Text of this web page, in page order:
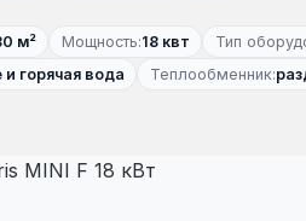
м² Мощность:18 квт Тип
горячая вода Теплообменник: